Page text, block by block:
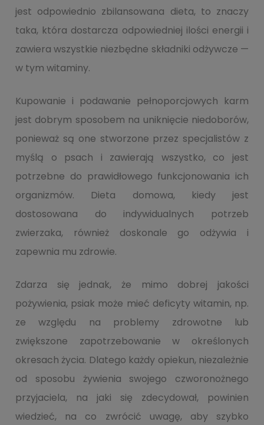
jest odpowiednio zbilansowana dieta, to znaczy
taka, która dostarcza odpowiedniej ilości energii i
zawiera wszystkie niezbędne składniki odżywcze —
w tym witaminy.
Kupowanie i podawanie pełnoporcjowych karm
jest dobrym sposobem na uniknięcie niedoborów,
ponieważ są one stworzone przez specjalistów z
myślą o psach i zawierają wszystko, co jest
potrzebne do prawidłowego funkcjonowania ich
organizmów. Dieta domowa, kiedy jest
dostosowana do indywidualnych potrzeb
zwierzaka, również doskonale go odżywia i
zapewnia mu zdrowie.
Zdarza się jednak, że mimo dobrej jakości
pożywienia, psiak może mieć deficyty witamin, np.
ze względu na problemy zdrowotne lub
zwiększone zapotrzebowanie w określonych
okresach życia. Dlatego każdy opiekun, niezależnie
od sposobu żywienia swojego czworonożnego
przyjaciela, na jaki się zdecydował, powinien
wiedzieć, na co zwrócić uwagę, aby szybko